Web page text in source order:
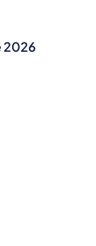
2026